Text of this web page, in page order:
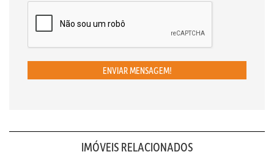
ENVIAR MENSAGEM!
IMÓVEIS RELACIONADOS